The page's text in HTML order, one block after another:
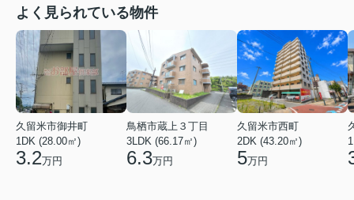
よく見られている物件
久留米市御井町
1DK (28.00㎡)
3.2万円
鳥栖市蔵上３丁目
3LDK (66.17㎡)
6.3万円
久留米市西町
2DK (43.20㎡)
5万円